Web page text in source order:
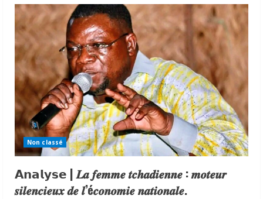
Non classé
𝗔𝗻𝗮𝗹𝘆𝘀𝗲 | 𝑳𝒂 𝒇𝒆𝒎𝒎𝒆 𝒕𝒄𝒉𝒂𝒅𝒊𝒆𝒏𝒏𝒆 : 𝒎𝒐𝒕𝒆𝒖𝒓
𝒔𝒊𝒍𝒆𝒏𝒄𝒊𝒆𝒖𝒙 𝒅𝒆 𝒍’é𝒄𝒐𝒏𝒐𝒎𝒊𝒆 𝒏𝒂𝒕𝒊𝒐𝒏𝒂𝒍𝒆.